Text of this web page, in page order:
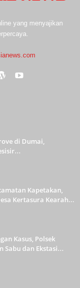
yang menyajikan
di Dumai,
Kapetakan,
Kertasura Kearah...
Kasus, Polsek
Sabu dan Ekstasi...